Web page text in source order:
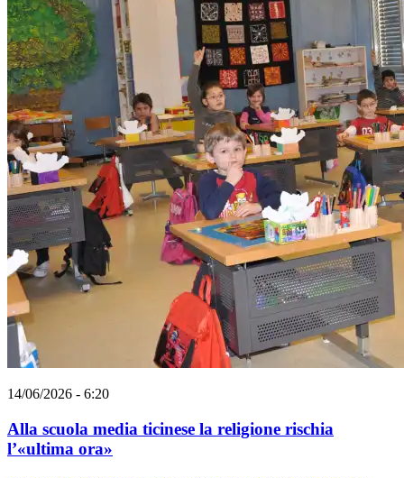
14/06/2026 - 6:20
Alla scuola media ticinese la religione rischia
l’«ultima ora»